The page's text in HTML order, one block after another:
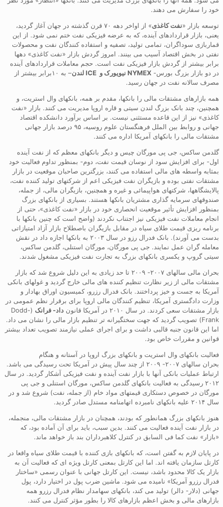
خود را سفارش می دهند.
توسعه بازار «نفت کاغذی
» از اواخر دهه ۷۰ قرن گذشته در جهان آغاز گردید،
یعنی، بازار قراردادهای آینده، که به عرضه فیزیکی نفت ختم نمی شود. از این
قماربازی سوداگران، تمامی تولید، تصفیه و استفاده کنندگان نفت و محصولات
نفتی در بخش اقتصاد آسیب می بینند. امروز گردش بازار «نفت کاغذی» دهها
برابر بیشتر از گردش بازار فیزیکی نفت است. حجم معاملات قراردادهای آینده
در دو بازار بزرگ بورس- NYMEX نیویورک و ICEلندن
– به ۱۰برابر بیشتر از
مصرف سالانه نفت در جهان رسید.
همه بازارهای مشتقات مالی را بانکها، مقدم بر همه، بانکهای وال استریت، و
همچنین، چند بانک بزرگ لندن سیتی و قاره اروپا مدیریت می کنند. بازار «نفت
کاغذی» نیز از این قاعده مستثنی نیست. بر اساس برآورد دانشکده اقتصاد
جهانی و روابط بین الملل فرهنگستان علوم روسیه، ۹۵ درصد بازار جهانی
مشتقات مالی را بانکهای آمریکا اداره می کنند.
گلدمن ساکس، جی پی مورگان چیس و دیگر بانکهای معظم که از نفت آینده
اول- برای افزایش سود از نوسان قیمت نفت، دوم- بمنظور تداوم فعالیت خود
بمثابه واسطه های مالی استفاده می کنند، بزرگترین صاحبان موقعیت در بازار
مشتقات نفتی بوده و بازیگران نفت فیزیکی اعم از شرکتهای تولید کننده نفت،
پالایشگاهها، شرکتهای هواپیمائی و غیره و همچنین، بازیگران مالی، از جمله،
صندوقهای سرمایه گذاری مشتریان بانکها هستند. بسیاری از بانکهای بزرگ
بمنظور افزایش تأثیر موقعیت انحصاری خود در بازار «نفت کاغذی»، حتی از
انجام معاملات نفت فیزیکی نیز اجتناب نکردند (واضح است که چنین بانکها با
برنامه ریزی قیمت طلای سیاه در مقابل بازیگران باصطلاح بازار آزاد امتیازاتی
بدست می آورند). بانک فدرال رزو در سال ۲۰۰۳ به بانکها اجازه داد در نقش
معامله گران عمل نمایند. جی پی مورگان، مورگان استنلی، گلدمن ساکس،
سیتی گروپ و یکسری بانکهای بزرگ به تجارت نفت فیزیکی مشغول شدند.
بحران مالی سالهای ۲۰۰۷- ۲۰۰۹ تا حد زیادی به این دلیل شروع شد که بازار
مشتقات مالی از زیر نظارت تنظیم کننده های مالی خارج گردید و غولهای بانکی
آمریکا به جست و خیز پرداختند. بانک فدرال رزرو، کمیسیون اوراق بهادار و
وزارت دادگستری آمریکا، تنظیم کنندگان مالی اروپا برای برقرار نظم عمومی در
بازار مشتقات سعی کردند. در سال ۲۰۱۰ در آمریکا قانون
داد- فرانک
(Dodd-
Frank) تصویب گردید که جهت سختگیرانه تر تنظیم بازار مالی را نشان می داد.
اما این قانون جنبه قالبی داشت و برای اجرای عملی نیازمند تصویب تعداد بیشتر
قوانین و مقررات خاص بود.
فعالیت بانکهای وال استریت و بانکهای بزرگ اروپا در آستانه و هنگام
بحران سالهای ۲۰۰۷- ۲۰۰۹ از چند سال پیش در آمریکا تحت رسیدگی می باشد.
ارتباط عملیات بانکی آنها با بازار نفت آینده و نفت فیزیکی آشکار گردید. در سال
۲۰۱۲ رسیدگی به فعالیت بانکهای گلدمن ساکس، مورگان استنلی و جی پی
مورگان در خصوص دستکاری قیمتهای مواد خام (از جمله، نفت) شروع شد و در
سال ۲۰۱۴ علیه بانکهای نامبرده اتهامنامه مستدل صادر گردید.
هنوز بانکهای بزرگ همانطور که بودند، همچنان در بازار مشتقات مالی، منجمله،
در بازار نفت آینده فعالیت می کنند. بدین سبب، باید برای آن آماده بود، که
«بازار» نفت کما فی السابق در کنترل کلاهبرداران بند باز خواهد ماند.
در پایان لازم به گفتن است، که بانکهای بازی کننده با قیمت طلای سیاه واقعا در
کارتل سازمان یافته اند. اما این کارتل بمعنی کارتل ویژه ای که فعالیت آن به
بازار یک کالا محدود باشد، نیست. این کارتل جهانی با عنوان رسمی «ساختار
فدرال رزرو آمریکا» نامیده می شود. ماشین ضرب پول در اختیار دارد، پول
جهانی (دلار- دالر) تولید می کند، بانکهای سهامدار نظام فدرال رزرو همه
بازارهای مالی و بخش اعظم بازارهای کالا را بطور مؤثر کنترل می کنند.